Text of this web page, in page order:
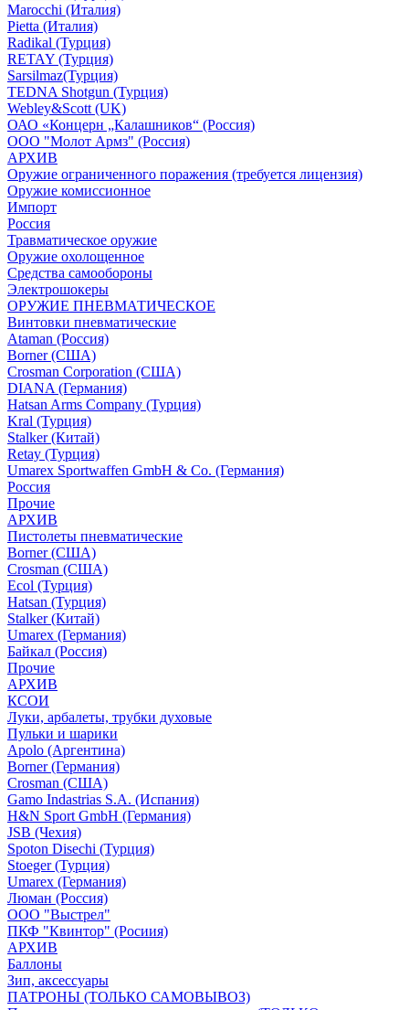
Marocchi (Италия)
Pietta (Италия)
Radikal (Турция)
RETAY (Турция)
Sarsilmaz(Турция)
TEDNA Shotgun (Турция)
Webley&Scott (UK)
ОАО «Концерн „Калашников“ (Россия)
ООО "Молот Армз" (Россия)
АРХИВ
Оружие ограниченного поражения (требуется лицензия)
Оружие комиссионное
Импорт
Россия
Травматическое оружие
Оружие охолощенное
Средства самообороны
Электрошокеры
ОРУЖИЕ ПНЕВМАТИЧЕСКОЕ
Винтовки пневматические
Ataman (Россия)
Borner (США)
Crosman Corporation (США)
DIANA (Германия)
Hatsan Arms Company (Турция)
Kral (Турция)
Stalker (Китай)
Retay (Турция)
Umarex Sportwaffen GmbH & Co. (Германия)
Россия
Прочие
АРХИВ
Пистолеты пневматические
Borner (США)
Crosman (США)
Ecol (Турция)
Hatsan (Турция)
Stalker (Китай)
Umarex (Германия)
Байкал (Россия)
Прочие
АРХИВ
КСОИ
Луки, арбалеты, трубки духовые
Пульки и шарики
Apolo (Аргентина)
Borner (Германия)
Crosman (США)
Gamo Indastrias S.A. (Испания)
H&N Sport GmbH (Германия)
JSB (Чехия)
Spoton Disechi (Турция)
Stoeger (Турция)
Umarex (Германия)
Люман (Россия)
ООО "Выстрел"
ПКФ "Квинтор" (Росиия)
АРХИВ
Баллоны
Зип, аксессуары
ПАТРОНЫ (ТОЛЬКО САМОВЫВОЗ)